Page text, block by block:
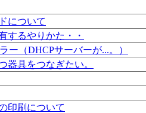
について
するやりかた・・
ー（DHCPサーバーが...。）
器具をつなぎたい。
印刷について